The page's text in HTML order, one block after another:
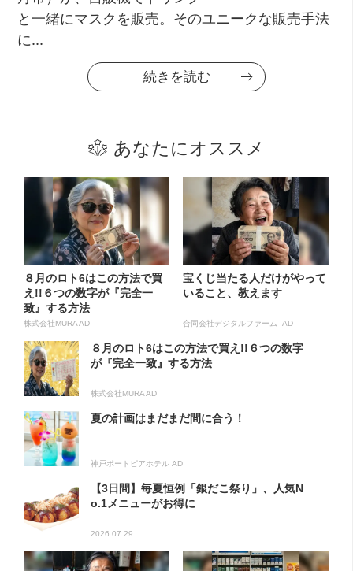
と一緒にマスクを販売。そのユニークな販売手法
に...
続きを読む
あなたにオススメ
８月のロト6はこの方法で買
え!!６つの数字が『完全一
致』する方法
株式会社MURA AD
宝くじ当たる人だけがやって
いること、教えます
合同会社デジタルファーム AD
８月のロト6はこの方法で買え!!６つの数字
が『完全一致』する方法
株式会社MURA AD
夏の計画はまだまだ間に合う！
神戸ポートピアホテル AD
【3日間】毎夏恒例「銀だこ祭り」、人気N
o.1メニューがお得に
2026.07.29